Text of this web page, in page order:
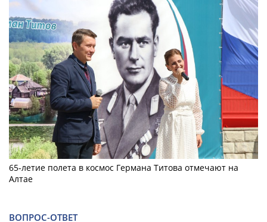
65-летие полета в космос Германа Титова отмечают на
Алтае
ВОПРОС-ОТВЕТ